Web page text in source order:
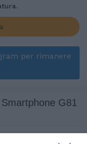
per rimanere
G81